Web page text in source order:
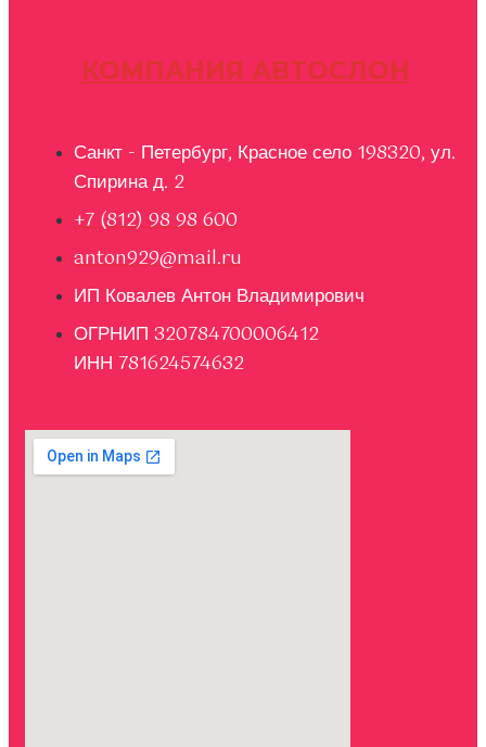
КОМПАНИЯ АВТОСЛОН
Санкт - Петербург, Красное село 198320, ул.
Спирина д. 2
+7 (812) 98 98 600
anton929@mail.ru
ИП Ковалев Антон Владимирович
ОГРНИП 320784700006412
ИНН 781624574632